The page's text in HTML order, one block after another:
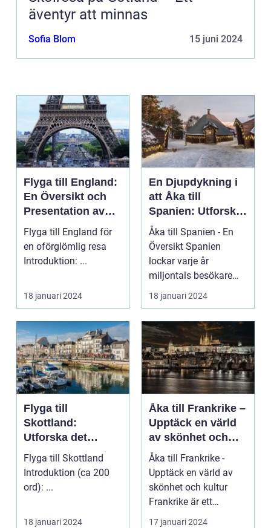
äventyr att minnas
Sofia Blom 15 juni 2024
Flyga till England:
En Översikt och
Presentation av
Resmöjligheter
Flyga till England för
en oförglömlig resa
Introduktion: ...
18 januari 2024
En Djupdykning i
att Åka till
Spanien: Utforska
det
Mångfacetterade
Spanien
Åka till Spanien - En
Översikt Spanien
lockar varje år
miljontals besökare
med sina fantastiska
str...
18 januari 2024
Flyga till
Skottland:
Utforska det
majestätiska
landet
Flyga till Skottland
Introduktion (ca 200
ord): ...
18 januari 2024
Åka till Frankrike –
Upptäck en värld
av skönhet och
kultur
Åka till Frankrike -
Upptäck en värld av
skönhet och kultur
Frankrike är ett
fantastiskt land som
17 januari 2024